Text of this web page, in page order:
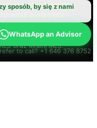
sposób, by się z nami
WhatsApp an Advisor
to call? +1 646 376 8752
Wszystkie
dokładnych
architekta lub
REBNY Member Firm.
oraz Miami MLS.